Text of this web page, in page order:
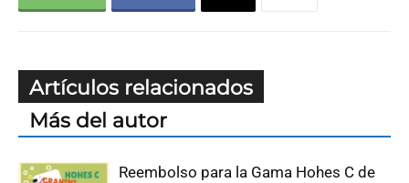
Artículos relacionados
Más del autor
Reembolso para la Gama Hohes C de